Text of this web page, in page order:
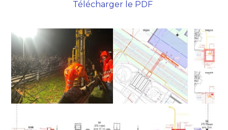
Télécharger le PDF